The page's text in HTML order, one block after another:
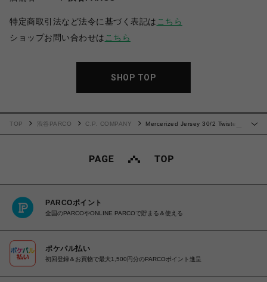
特定商取引法など法令に基づく表記は こちら
ショップお問い合わせは こちら
SHOP TOP
TOP 渋谷PARCO C.P. COMPANY
Mercerized Jersey 30/2 Twisted
PARCOポイント
全国のPARCOやONLINE PARCOで貯まる＆使える
ポケパル払い
初回登録＆お買物で最大1,500円分のPARCOポイント進呈